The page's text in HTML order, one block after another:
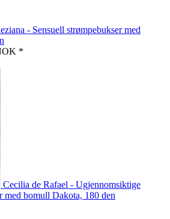
- Sensuell strømpebukser med
*
Cecilia de Rafael - Ugjennomsiktige
med bomull Dakota, 180 den